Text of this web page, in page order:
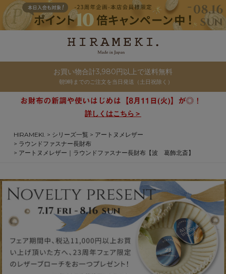
お買い物合計3,980円以上で送料無料
朝9時までのご注文を当日発送（土日祝除く）
詳しくはこちら＞
HIRAMEKI. シリーズ一覧
アートヌメレザー
ラウンドファスナー長財布
アートヌメレザー｜ラウンドファスナー長財布【波 葛飾北斎】